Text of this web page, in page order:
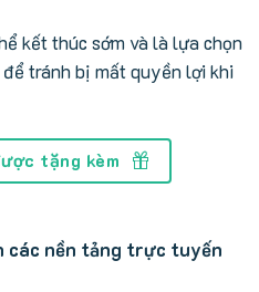
kết thúc sớm và là lựa chọn
tránh bị mất quyền lợi khi
tặng kèm
các nền tảng trực tuyến